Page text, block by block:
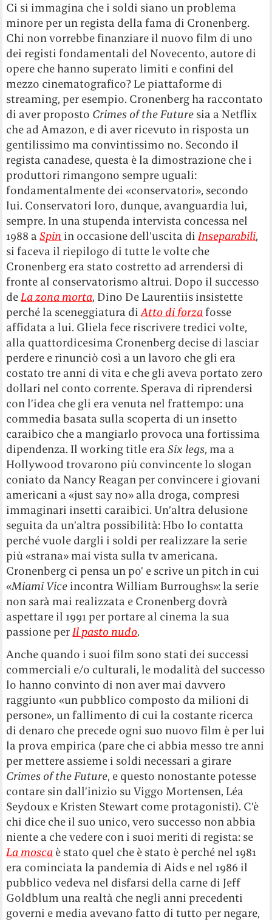
Ci si immagina che i soldi siano un problema
minore per un regista della fama di Cronenberg.
Chi non vorrebbe finanziare il nuovo film di uno
dei registi fondamentali del Novecento, autore di
opere che hanno superato limiti e confini del
mezzo cinematografico? Le piattaforme di
streaming, per esempio. Cronenberg ha raccontato
di aver proposto Crimes of the Future sia a Netflix
che ad Amazon, e di aver ricevuto in risposta un
gentilissimo ma convintissimo no. Secondo il
regista canadese, questa è la dimostrazione che i
produttori rimangono sempre uguali:
fondamentalmente dei «conservatori», secondo
lui. Conservatori loro, dunque, avanguardia lui,
sempre. In una stupenda intervista concessa nel
1988 aSpin in occasione dell’uscita diInseparabili,
si faceva il riepilogo di tutte le volte che
Cronenberg era stato costretto ad arrendersi di
fronte al conservatorismo altrui. Dopo il successo
deLa zona morta, Dino De Laurentiis insistette
perché la sceneggiatura diAtto di forzafosse
affidata a lui. Gliela fece riscrivere tredici volte,
alla quattordicesima Cronenberg decise di lasciar
perdere e rinunciò così a un lavoro che gli era
costato tre anni di vita e che gli aveva portato zero
dollari nel conto corrente. Sperava di riprendersi
con l’idea che gli era venuta nel frattempo: una
commedia basata sulla scoperta di un insetto
caraibico che a mangiarlo provoca una fortissima
dipendenza. Il working title eraSix legs, ma a
Hollywood trovarono più convincente lo slogan
coniato da Nancy Reagan per convincere i giovani
americani a «just say no» alla droga, compresi
immaginari insetti caraibici. Un’altra delusione
seguita da un’altra possibilità: Hbo lo contatta
perché vuole dargli i soldi per realizzare la serie
più «strana» mai vista sulla tv americana.
Cronenberg ci pensa un po’ e scrive un pitch in cui
«Miami Vice incontra William Burroughs»: la serie
non sarà mai realizzata e Cronenberg dovrà
aspettare il 1991 per portare al cinema la sua
passione perIl pasto nudo.
Anche quando i suoi film sono stati dei successi
commerciali e/o culturali, le modalità del successo
lo hanno convinto di non aver mai davvero
raggiunto «un pubblico composto da milioni di
persone», un fallimento di cui la costante ricerca
di denaro che precede ogni suo nuovo film è per lui
la prova empirica (pare che ci abbia messo tre anni
per mettere assieme i soldi necessari a girare
Crimes of the Future, e questo nonostante potesse
contare sin dall’inizio su Viggo Mortensen, Léa
Seydoux e Kristen Stewart come protagonisti). C’è
chi dice che il suo unico, vero successo non abbia
niente a che vedere con i suoi meriti di regista: se
La mosca è stato quel che è stato è perché nel 1981
era cominciata la pandemia di Aids e nel 1986 il
pubblico vedeva nel disfarsi della carne di Jeff
Goldblum una realtà che negli anni precedenti
governi e media avevano fatto di tutto per negare,